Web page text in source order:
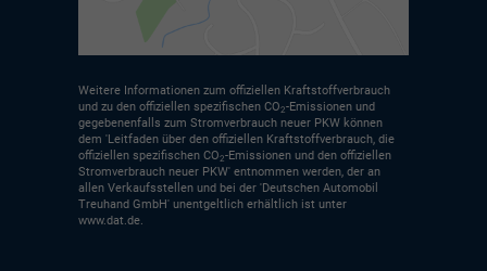
Weitere Informationen zum offiziellen Kraftstoffverbrauch
und zu den offiziellen spezifischen CO2-Emissionen und
gegebenenfalls zum Stromverbrauch neuer PKW können
dem 'Leitfaden über den offiziellen Kraftstoffverbrauch, die
offiziellen spezifischen CO2-Emissionen und den offiziellen
Stromverbrauch neuer PKW' entnommen werden, der an
allen Verkaufsstellen und bei der 'Deutschen Automobil
Treuhand GmbH' unentgeltlich erhältlich ist unter
www.dat.de.